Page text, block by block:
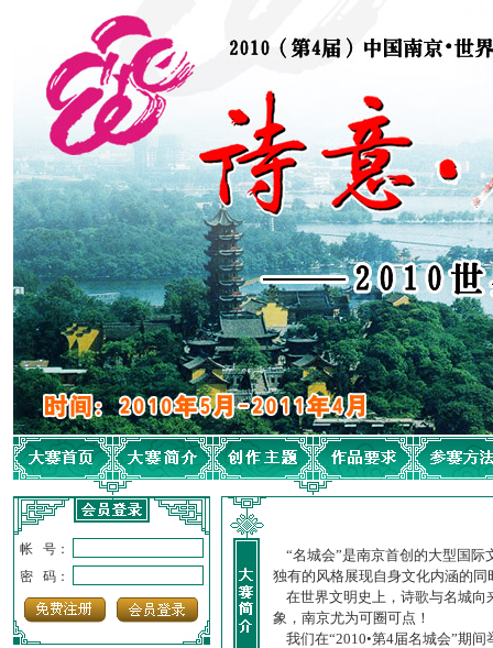
帐 号：
密 码：
“名城会”是南京首创的大型国际
独有的风格展现自身文化内涵的
在世界文明史上，诗歌与名城向
象，南京尤为可圈可点！
我们在“2010•第4届名城会”期